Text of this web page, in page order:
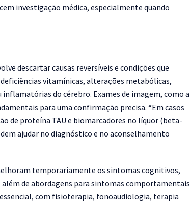
investigação médica, especialmente quando
descartar causas reversíveis e condições que
vitamínicas, alterações metabólicas,
do cérebro. Exames de imagem, como a
para uma confirmação precisa. “Em casos
de proteína TAU e biomarcadores no líquor (beta-
ajudar no diagnóstico e no aconselhamento
temporariamente os sintomas cognitivos,
de abordagens para sintomas comportamentais
com fisioterapia, fonoaudiologia, terapia